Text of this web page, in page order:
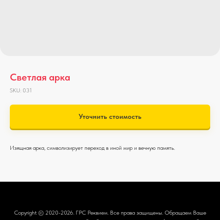
Светлая арка
SKU: 031
Уточнить стоимость
Изящная арка, символизирует переход в иной мир и вечную память.
Copyright © 2020-2026. ГРС Реквием. Все права защищены. Обращаем Ваше